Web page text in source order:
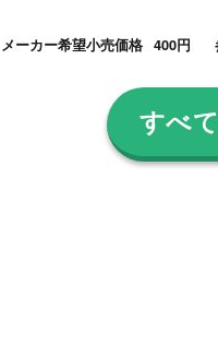
メーカー希望小売価格 400円
すべ